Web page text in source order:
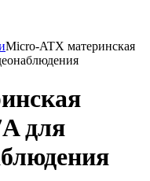
Micro-ATX материнская
для